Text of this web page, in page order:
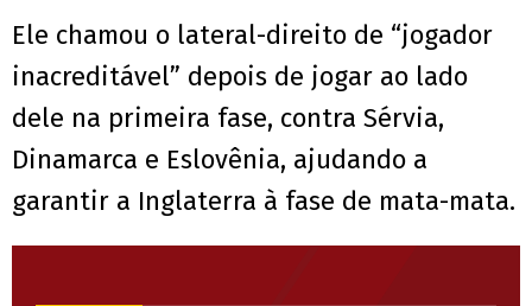
Ele chamou o lateral-direito de “jogador
inacreditável” depois de jogar ao lado
dele na primeira fase, contra Sérvia,
Dinamarca e Eslovênia, ajudando a
garantir a Inglaterra à fase de mata-mata.